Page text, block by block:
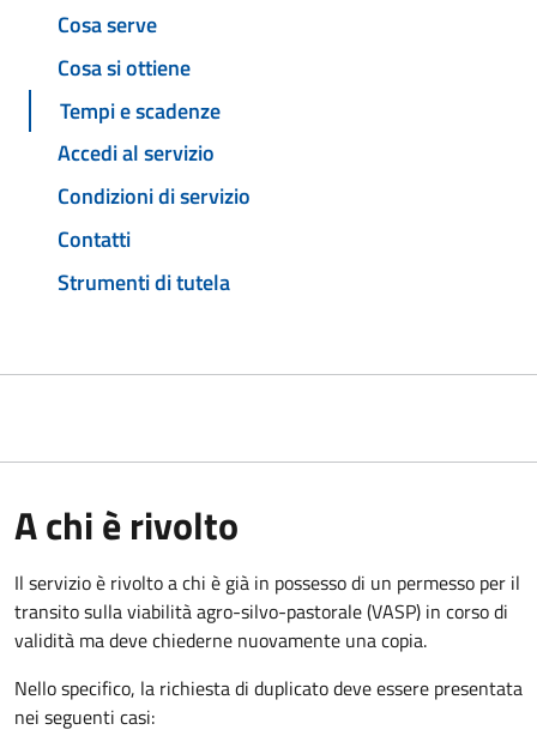
Cosa serve
Cosa si ottiene
Tempi e scadenze
Accedi al servizio
Condizioni di servizio
Contatti
Strumenti di tutela
A chi è rivolto
Il servizio è rivolto a chi è già in possesso di un permesso per il
transito sulla viabilità agro-silvo-pastorale (VASP) in corso di
validità ma deve chiederne nuovamente una copia.
Nello specifico, la richiesta di duplicato deve essere presentata
nei seguenti casi: